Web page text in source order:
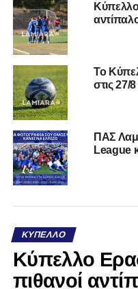
Το
στις 27/
ΠΑΣ
League
ΚΎΠΕΛΛΟ
Κύπελλο
πιθανοί